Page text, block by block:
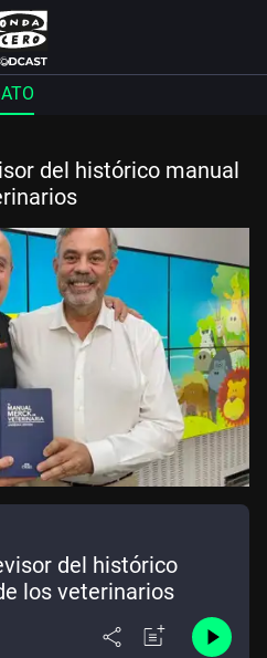
del histórico manual
del histórico
los veterinarios